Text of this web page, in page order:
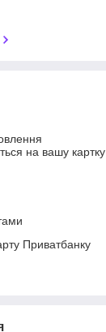
на вашу картку
Приватбанку